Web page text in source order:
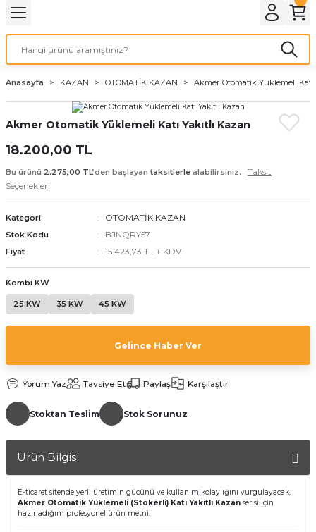
KOMBİ
18.000 BTU
SOBASI
11000 Seri
Anasayfa KAZAN OTOMATİK KAZAN Akmer Otomatik Yüklemeli Katı
Akmer Otomatik Yüklemeli Katı Yakıtlı Kazan
18.200,00 TL
Bu ürünü 2.275,00 TL’den başlayantaksitlerle alabilirsiniz.
Taksit
Seçenekleri
Kategori OTOMATİK KAZAN
Stok Kodu BJNQRY57
Fiyat 15.423,73 TL + KDV
Kombi KW
25 KW 35 KW 45 KW
Gelince Haber Ver
Yorum Yaz Tavsiye Et Paylaş Karşılaştır
Stoktan Teslim Stok Sorunuz
Ürün Bilgisi
E-ticaret sitende yerli üretimin gücünü ve kullanım kolaylığını vurgulayacak,
Akmer Otomatik Yüklemeli (Stokerli) Katı Yakıtlı Kazan serisi için
hazırladığım profesyonel ürün metni: